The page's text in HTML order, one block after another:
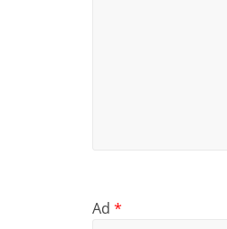
Ad *